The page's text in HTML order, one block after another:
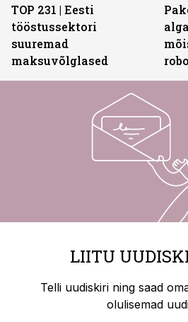
TOP 231 | Eesti
tööstussektori
suuremad
maksuvõlglased
LIITU
Telli uudiskiri ning saad
olulisemad